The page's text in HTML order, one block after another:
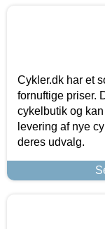
Cykler.dk har et
fornuftige priser.
cykelbutik og
levering af nye
deres udvalg.